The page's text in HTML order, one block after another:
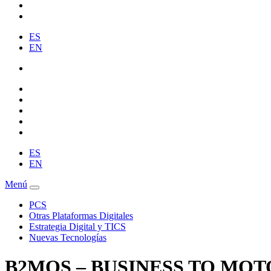
ES
EN
ES
EN
Menú
PCS
Otras Plataformas Digitales
Estrategia Digital y TICS
Nuevas Tecnologías